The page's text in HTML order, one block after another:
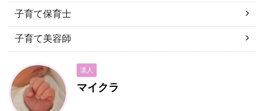
子育て保育士
子育て美容師
凛人
マイクラ